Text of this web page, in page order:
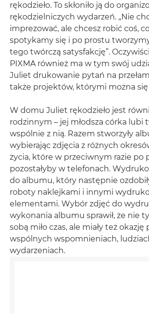
rękodzieło. To skłoniło ją do
rękodzielniczych wydarzeń. „Nie
imprezować, ale chcesz robić coś,
spotykamy się i po prostu
tego twórczą satysfakcję”.
PIXMA również ma w tym swój
Juliet drukowanie pytań na
także projektów, którymi można się
W domu Juliet rękodzieło jest
rodzinnym – jej młodsza córka lubi
wspólnie z nią. Razem stworzyły
wybierając zdjęcia z różnych
życia, które w przeciwnym razie po
pozostałyby w telefonach.
do albumu, który następnie
roboty naklejkami i innymi
elementami. Wybór zdjęć do
wykonania albumu sprawił, że nie
sobą miło czas, ale miały też
wspólnych wspomnieniach,
wydarzeniach.